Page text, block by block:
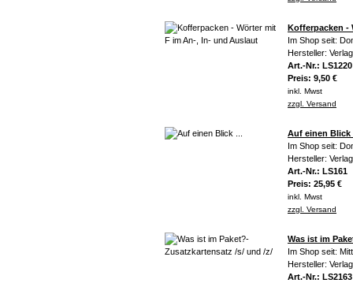
Kofferpacken -
Im Shop seit:
Hersteller:
Art.-Nr.: LS1220
Preis: 9,50 €
inkl. Mwst
zzgl. Versand
Auf einen Blick
Im Shop seit:
Hersteller:
Art.-Nr.: LS161
Preis: 25,95 €
inkl. Mwst
zzgl. Versand
Was ist im
Im Shop seit:
Hersteller:
Art.-Nr.: LS2163